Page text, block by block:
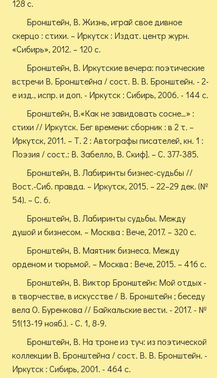
128 с.
Бронштейн, В. Жизнь, играй свое дивное
скерцо : стихи. – Иркутск : Издат. центр журн.
«Сибирь», 2012. – 120 с.
Бронштейн, В. Иркутские вечера: поэтические
встречи В. Бронштейна / сост. В. В. Бронштейн. - 2-
е изд., испр. и доп. - Иркутск : Сибирь, 2006. - 144 с.
Бронштейн, В.«Как не завидовать сосне…» :
стихи // Иркутск. Бег времени: сборник : в 2 т. –
Иркутск, 2011. – Т. 2 : Автографы писателей, кн. 1 :
Поэзия / сост.: В. Забелло, В. Скиф]. – С. 377-385.
Бронштейн, В. Лабиринты бизнес-судьбы //
Вост.-Сиб. правда. – Иркутск, 2015. – 22–29 дек. (№
54). – С. 6.
Бронштейн, В. Лабиринты судьбы. Между
душой и бизнесом. – Москва : Вече, 2017. – 320 с.
Бронштейн, В. Маятник бизнеса. Между
орденом и тюрьмой. – Москва : Вече, 2015. – 416 с.
Бронштейн, В. Виктор Бронштейн: Мой отдых -
в творчестве, в искусстве / В. Бронштейн ; беседу
вела О. Буренкова // Байкальские вести. - 2017. - №
51(13-19 нояб.). - С. 1, 8-9.
Бронштейн, В. На троне из туч: из поэтической
коллекции В. Бронштейна / сост. В. В. Бронштейн. -
Иркутск : Сибирь, 2001. - 464 с.